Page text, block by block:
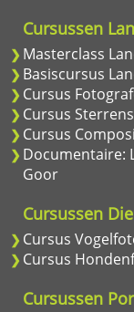
Cursussen
Masterclass
Basiscursus
Cursus
Cursus
Cursus
Documentaire:
Goor
Cursussen
Cursus
Cursus
Cursussen